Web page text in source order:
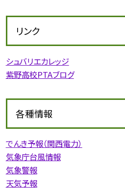
リンク
シュバリエカレッジ
紫野高校PTAブログ
各種情報
でんき予報（関西電力）
気象庁台風情報
気象警報
天気予報